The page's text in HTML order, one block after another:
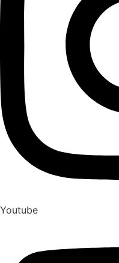
Youtube